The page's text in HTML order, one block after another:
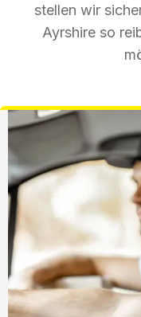
stellen wir
Ayrshire so